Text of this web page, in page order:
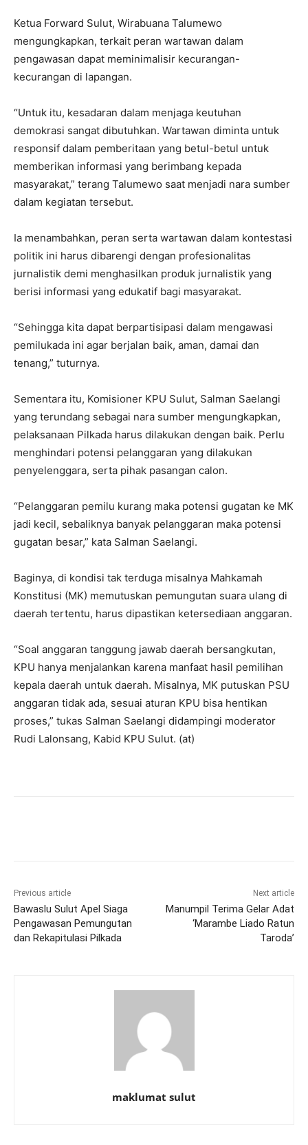
Ketua Forward Sulut, Wirabuana Talumewo
mengungkapkan, terkait peran wartawan dalam
pengawasan dapat meminimalisir kecurangan-
kecurangan di lapangan.
“Untuk itu, kesadaran dalam menjaga keutuhan
demokrasi sangat dibutuhkan. Wartawan diminta untuk
responsif dalam pemberitaan yang betul-betul untuk
memberikan informasi yang berimbang kepada
masyarakat,” terang Talumewo saat menjadi nara sumber
dalam kegiatan tersebut.
Ia menambahkan, peran serta wartawan dalam kontestasi
politik ini harus dibarengi dengan profesionalitas
jurnalistik demi menghasilkan produk jurnalistik yang
berisi informasi yang edukatif bagi masyarakat.
“Sehingga kita dapat berpartisipasi dalam mengawasi
pemilukada ini agar berjalan baik, aman, damai dan
tenang,” tuturnya.
Sementara itu, Komisioner KPU Sulut, Salman Saelangi
yang terundang sebagai nara sumber mengungkapkan,
pelaksanaan Pilkada harus dilakukan dengan baik. Perlu
menghindari potensi pelanggaran yang dilakukan
penyelenggara, serta pihak pasangan calon.
“Pelanggaran pemilu kurang maka potensi gugatan ke MK
jadi kecil, sebaliknya banyak pelanggaran maka potensi
gugatan besar,” kata Salman Saelangi.
Baginya, di kondisi tak terduga misalnya Mahkamah
Konstitusi (MK) memutuskan pemungutan suara ulang di
daerah tertentu, harus dipastikan ketersediaan anggaran.
“Soal anggaran tanggung jawab daerah bersangkutan,
KPU hanya menjalankan karena manfaat hasil pemilihan
kepala daerah untuk daerah. Misalnya, MK putuskan PSU
anggaran tidak ada, sesuai aturan KPU bisa hentikan
proses,” tukas Salman Saelangi didampingi moderator
Rudi Lalonsang, Kabid KPU Sulut. (at)
Previous article
Bawaslu Sulut Apel Siaga
Pengawasan Pemungutan
dan Rekapitulasi Pilkada
Next article
Manumpil Terima Gelar Adat
‘Marambe Liado Ratun
Taroda’
maklumat sulut